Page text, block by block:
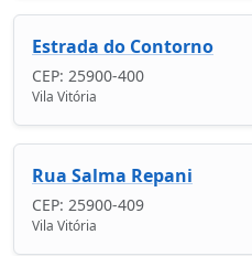
Estrada do Contorno
CEP: 25900-400
Vila Vitória
Rua Salma Repani
CEP: 25900-409
Vila Vitória